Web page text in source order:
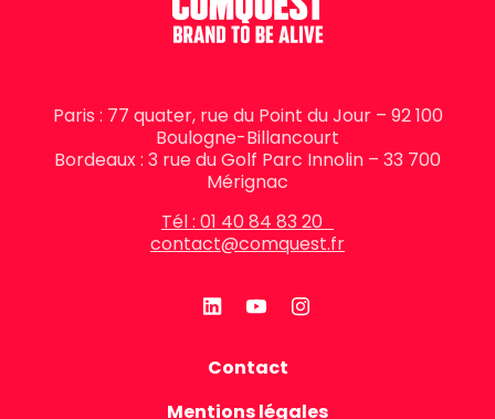
Paris : 77 quater, rue du Point du Jour – 92 100
Boulogne-Billancourt
Bordeaux : 3 rue du Golf Parc Innolin – 33 700
Mérignac
Tél : 01 40 84 83 20
contact@comquest.fr
Contact
Mentions légales